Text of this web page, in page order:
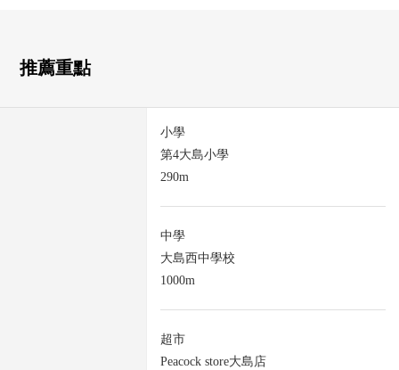
推薦重點
小學
第4大島小學
290m
中學
大島西中學校
1000m
超市
Peacock store大島店